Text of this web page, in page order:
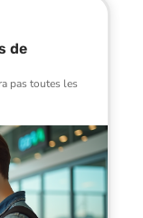
de
pas toutes les